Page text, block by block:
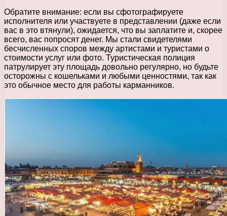
Обратите внимание: если вы сфотографируете
исполнителя или участвуете в представлении (даже если
вас в это втянули), ожидается, что вы заплатите и, скорее
всего, вас попросят денег. Мы стали свидетелями
бесчисленных споров между артистами и туристами о
стоимости услуг или фото. Туристическая полиция
патрулирует эту площадь довольно регулярно, но будьте
осторожны с кошельками и любыми ценностями, так как
это обычное место для работы карманников.